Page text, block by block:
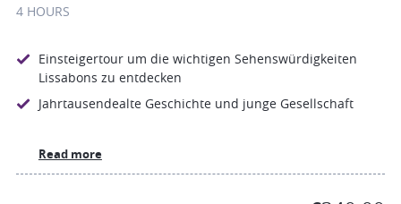
4 HOURS
Einsteigertour um die wichtigen Sehenswürdigkeiten
Lissabons zu entdecken
Jahrtausendealte Geschichte und junge Gesellschaft
Read more